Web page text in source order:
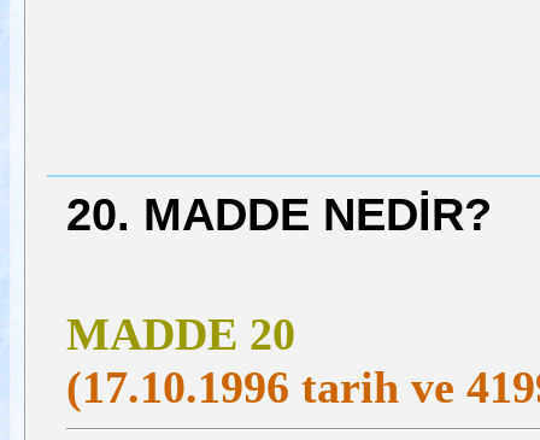
20. MADDE NEDİR?
MADDE 20
(17.10.1996 tarih ve